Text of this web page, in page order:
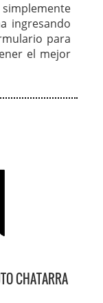
ingresando
para
el mejor
CHATARRA